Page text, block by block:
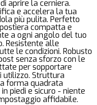
aprire la cerniera.
e accelera la tua
più pulita. Perfetto
compatta e
a ogni angolo del tuo
Resistente alle
le condizioni. Robusto
senza sforzo con le
per sopportare
utilizzo. Struttura
forma quadrata
piedi e sicuro - niente
affidabile.